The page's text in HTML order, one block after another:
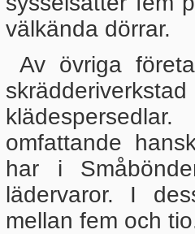
välkända dörrar.
Av övriga
omfattande
har i
lädervaror. I
mellan fem och